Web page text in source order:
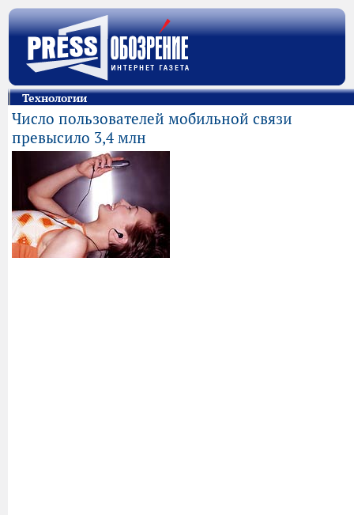
Технологии
Число пользователей мобильной связи
превысило 3,4 млн